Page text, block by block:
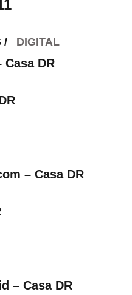
/ DIGITAL
Casa DR
– Casa DR
– Casa DR